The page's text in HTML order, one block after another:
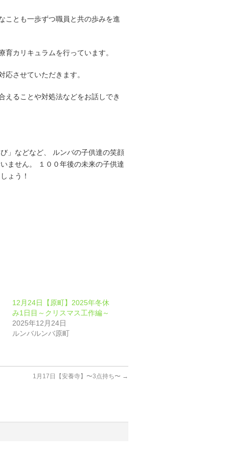
ことも一歩ずつ職員と共の歩みを進
カリキュラムを行っています。
させていただきます。
えることや対処法などをお話しでき
」などなど、 ルンバの子供達の笑顔
ません。 １００年後の未来の子供達
ょう！
12月24日【原町】2025年冬休
み1日目～クリスマス工作編～
2025年12月24日
ルンバルンバ原町
1月17日【安養寺】〜3点持ち〜 →